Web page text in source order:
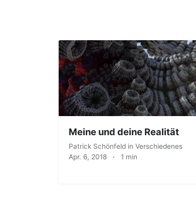
Meine und deine Realität
Patrick Schönfeld inVerschiedenes
Apr. 6, 2018 ·1 min